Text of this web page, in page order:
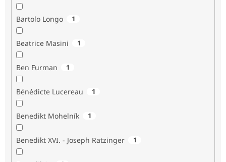
Bartolo Longo 1
Beatrice Masini 1
Ben Furman 1
Bénédicte Lucereau 1
Benedikt Mohelník 1
Benedikt XVI. - Joseph Ratzinger 1